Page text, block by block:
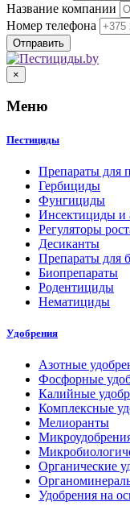
Название компании
Номер телефона
×
Меню
Пестициды
Препараты для
Гербициды
Фунгициды
Инсектициды и
Регуляторы
Десиканты
Препараты для
Биопрепараты
Родентициды
Нематициды
Удобрения
Азотные
Фосфорные
Калийные
Комплексные
Мелиоранты
Органические
Удобрения на